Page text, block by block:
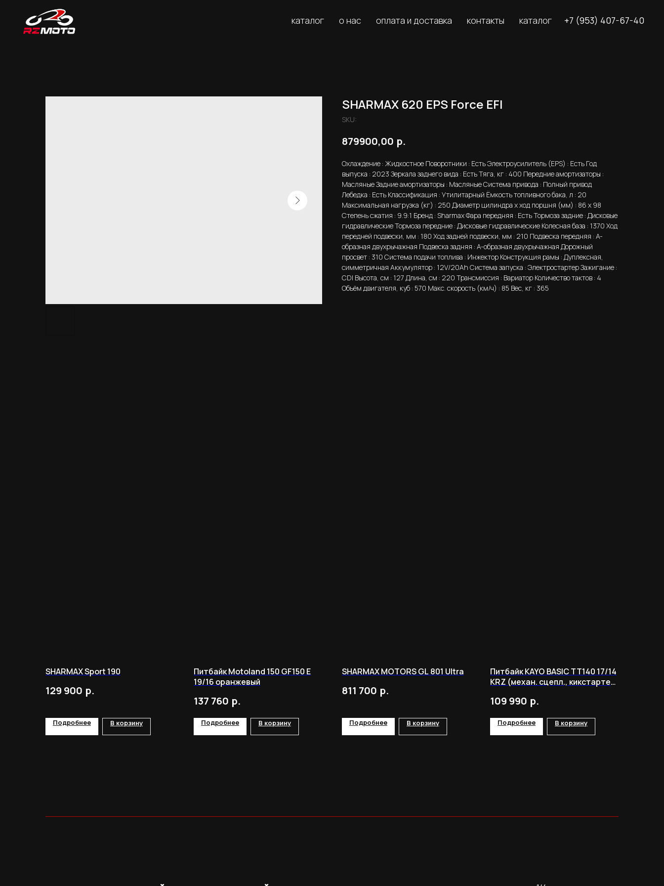
каталог о нас оплата и доставка контакты каталог +7 (953) 407-67-40
SHARMAX 620 EPS Force EFI
SKU:
879900,00 р.
Охлаждение : Жидкостное Поворотники : Есть Электроусилитель (EPS) : Есть Год
выпуска : 2023 Зеркала заднего вида : Есть Тяга, кг : 400 Передние амортизаторы :
Масляные Задние амортизаторы : Масляные Система привода : Полный привод
Лебедка : Есть Классификация : Утилитарный Ёмкость топливного бака, л : 20
Максимальная нагрузка (кг) : 250 Диаметр цилиндра x ход поршня (мм) : 86 х 98
Степень сжатия : 9.9:1 Бренд : Sharmax Фара передняя : Есть Тормоза задние : Дисковые
гидравлические Тормоза передние : Дисковые гидравлические Колесная база : 1370 Ход
передней подвески, мм : 180 Ход задней подвески, мм : 210 Подвеска передняя : A-
образная двухрычажная Подвеска задняя : A-образная двухрычажная Дорожный
просвет : 310 Система подачи топлива : Инжектор Конструкция рамы : Дуплексная,
симметричная Аккумулятор : 12V/20Ah Система запуска : Электростартер Зажигание :
CDI Высота, см : 127 Длина, см : 220 Трансмиссия : Вариатор Количество тактов : 4
Объём двигателя, куб : 570 Макс. скорость (км/ч) : 85 Вес, кг : 365
SHARMAX Sport 190
129 900 р.
Подробнее В корзину
Питбайк Motoland 150 GF150 E
19/16 оранжевый
137 760 р.
Подробнее В корзину
SHARMAX MOTORS GL 801 Ultra
811 700 р.
Подробнее В корзину
Питбайк KAYO BASIC TT140 17/14
KRZ (механ. сцепл., кикстартер
109 990 р.
Подробнее В корзину